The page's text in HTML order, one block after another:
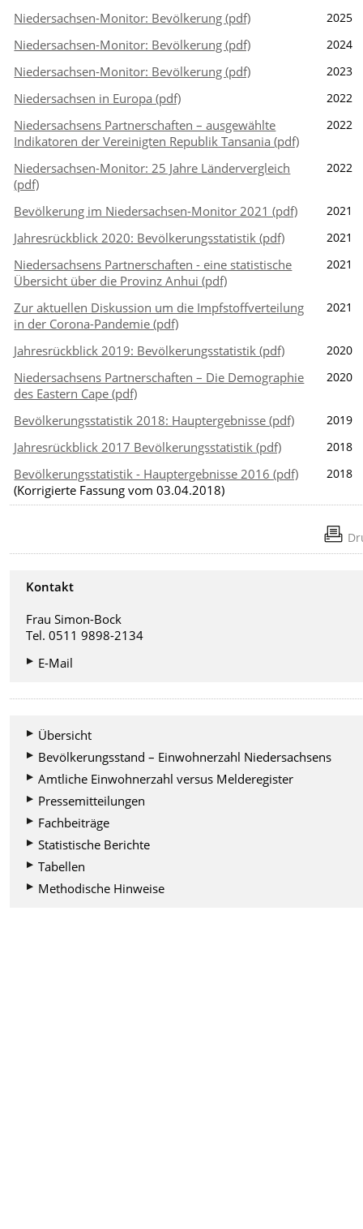
Niedersachsen-Monitor: Bevölkerung (pdf) 2025
Niedersachsen-Monitor: Bevölkerung (pdf) 2024
Niedersachsen-Monitor: Bevölkerung (pdf) 2023
Niedersachsen in Europa (pdf) 2022
Niedersachsens Partnerschaften – ausgewählte
Indikatoren der Vereinigten Republik Tansania (pdf)
2022
Niedersachsen-Monitor: 25 Jahre Ländervergleich
(pdf)
2022
Bevölkerung im Niedersachsen-Monitor 2021 (pdf) 2021
Jahresrückblick 2020: Bevölkerungsstatistik (pdf) 2021
Niedersachsens Partnerschaften - eine statistische
Übersicht über die Provinz Anhui (pdf)
2021
Zur aktuellen Diskussion um die Impfstoffverteilung
in der Corona-Pandemie (pdf)
2021
Jahresrückblick 2019: Bevölkerungsstatistik (pdf) 2020
Niedersachsens Partnerschaften – Die Demographie
des Eastern Cape (pdf)
2020
Bevölkerungsstatistik 2018: Hauptergebnisse (pdf) 2019
Jahresrückblick 2017 Bevölkerungsstatistik (pdf) 2018
Bevölkerungsstatistik - Hauptergebnisse 2016 (pdf)
(Korrigierte Fassung vom 03.04.2018)
2018
Kontakt
Frau Simon-Bock
Tel. 0511 9898-2134
E-Mail
Übersicht
Bevölkerungsstand – Einwohnerzahl Niedersachsens
Amtliche Einwohnerzahl versus Melderegister
Pressemitteilungen
Fachbeiträge
Statistische Berichte
Tabellen
Methodische Hinweise